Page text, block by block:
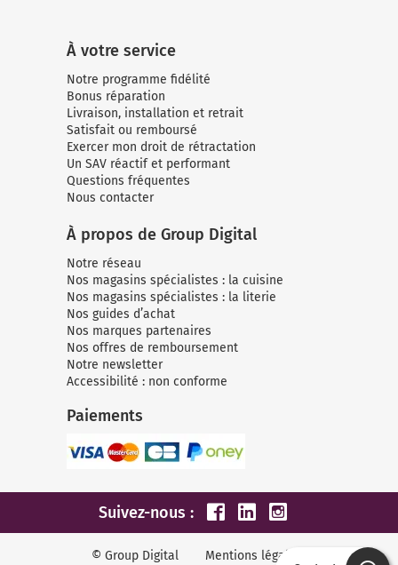
À votre service
Notre programme fidélité
Bonus réparation
Livraison, installation et retrait
Satisfait ou remboursé
Exercer mon droit de rétractation
Un SAV réactif et performant
Questions fréquentes
Nous contacter
À propos de Group Digital
Notre réseau
Nos magasins spécialistes : la cuisine
Nos magasins spécialistes : la literie
Nos guides d’achat
Nos marques partenaires
Nos offres de remboursement
Notre newsletter
Accessibilité : non conforme
Paiements
Suivez-nous :
© Group Digital Mentions légales